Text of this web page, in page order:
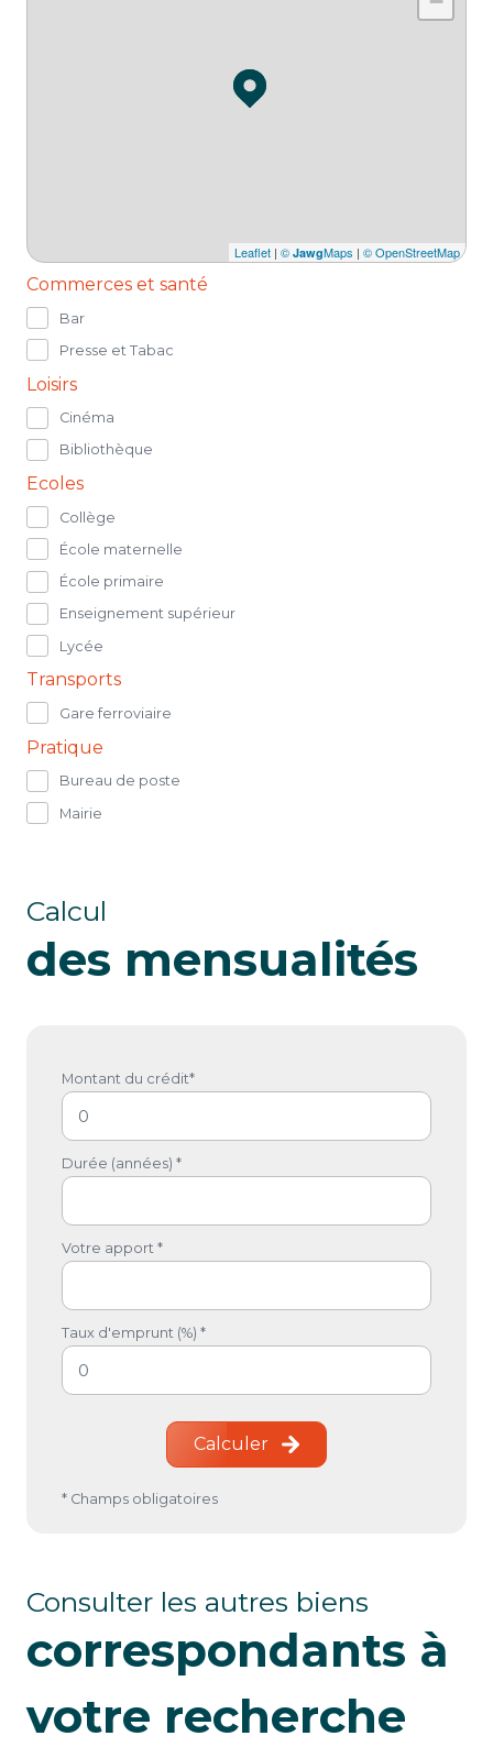
Leaflet | © JawgMaps | © OpenStreetMap
Commerces et santé
Bar
Presse et Tabac
Loisirs
Cinéma
Bibliothèque
Ecoles
Collège
École maternelle
École primaire
Enseignement supérieur
Lycée
Transports
Gare ferroviaire
Pratique
Bureau de poste
Mairie
Calcul
des mensualités
Montant du crédit*
Durée (années) *
Votre apport *
Taux d'emprunt (%) *
Calculer
* Champs obligatoires
Consulter les autres biens
correspondants à
votre recherche